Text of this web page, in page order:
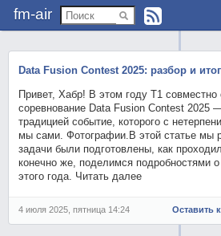
fm-air
Data Fusion Contest 2025: разбор и
Привет, Хабр! В этом году Т1 совместно
соревнование Data Fusion Contest 2025
традицией событие, которого с
мы сами. Фотографии.В этой статье мы
задачи были подготовлены, как
конечно же, поделимся подробностями
этого года. Читать далее
4 июля 2025, пятница 14:24 Оставить